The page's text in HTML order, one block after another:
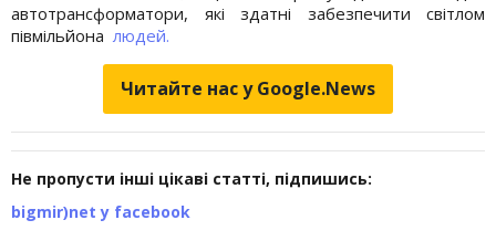
автотрансформатори, які здатні забезпечити світлом
півмільйона людей.
Читайте нас у Google.News
Не пропусти інші цікаві статті, підпишись:
bigmir)net у facebook